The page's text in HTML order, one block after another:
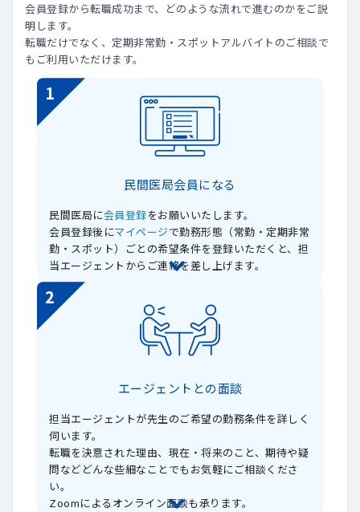
会員登録から転職成功まで、どのような流れで進むのかをご説
明します。
転職だけでなく、定期非常勤・スポットアルバイトのご相談で
もご利用いただけます。
1
民間医局会員になる
民間医局に会員登録をお願いいたします。
会員登録後にマイページで勤務形態（常勤・定期非常
勤・スポット）ごとの希望条件を登録いただくと、担
当エージェントからご連絡を差し上げます。
2
エージェントとの面談
担当エージェントが先生のご希望の勤務条件を詳しく
伺います。
転職を決意された理由、現在・将来のこと、期待や疑
問などどんな些細なことでもお気軽にご相談くださ
い。
Zoomによるオンライン面談も承ります。